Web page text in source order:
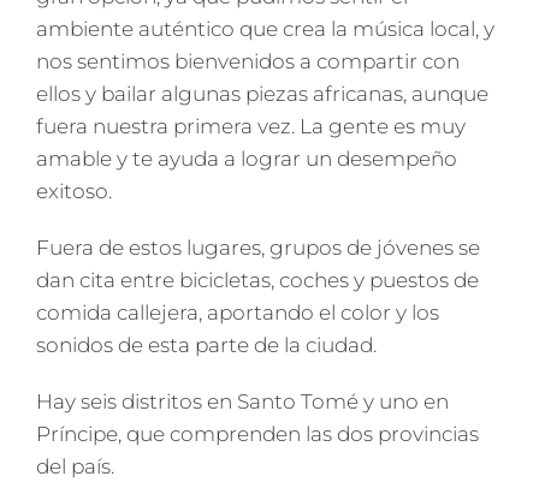
ambiente auténtico que crea la música local, y
nos sentimos bienvenidos a compartir con
ellos y bailar algunas piezas africanas, aunque
fuera nuestra primera vez. La gente es muy
amable y te ayuda a lograr un desempeño
exitoso.
Fuera de estos lugares, grupos de jóvenes se
dan cita entre bicicletas, coches y puestos de
comida callejera, aportando el color y los
sonidos de esta parte de la ciudad.
Hay seis distritos en Santo Tomé y uno en
Príncipe, que comprenden las dos provincias
del país.